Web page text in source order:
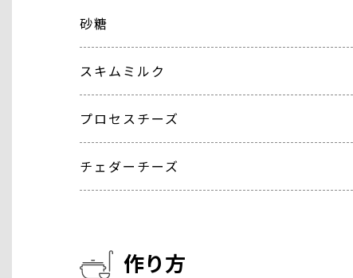
砂糖
スキムミルク
プロセスチーズ
チェダーチーズ
作り方